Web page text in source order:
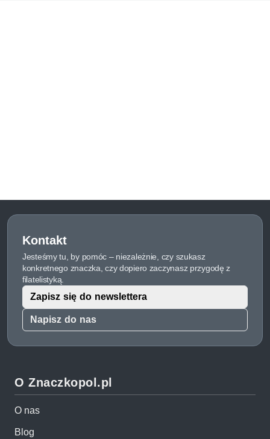
Kontakt
Jesteśmy tu, by pomóc – niezależnie, czy szukasz
konkretnego znaczka, czy dopiero zaczynasz przygodę z
filatelistyką.
Napisz do nas
Zapisz się do newslettera
O Znaczkopol.pl
O nas
Blog